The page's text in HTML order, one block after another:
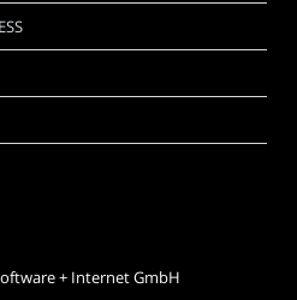
+ Internet GmbH